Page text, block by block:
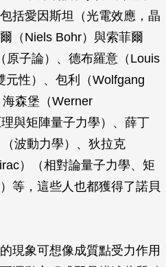
括愛因斯坦（光電效應，晶
（Niels Bohr）與索菲爾
原子論）、德布羅意（Louis
元性）、包利（Wolfgang
森堡（Werner
與矩陣量子力學）、薛丁
波動力學）、狄拉克
）（相對論量子力學、矩
等，這些人也都獲得了諾貝
現象可想像成質點受力作用